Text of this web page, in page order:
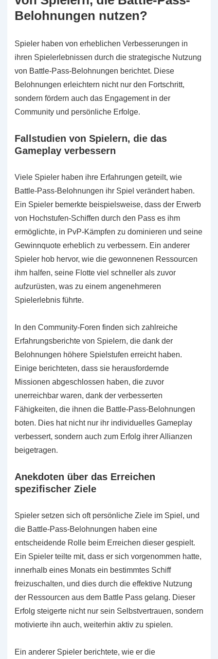
Belohnungen nutzen?
Spieler haben von erheblichen Verbesserungen in
ihren Spielerlebnissen durch die strategische Nutzung
von Battle-Pass-Belohnungen berichtet. Diese
Belohnungen erleichtern nicht nur den Fortschritt,
sondern fördern auch das Engagement in der
Community und persönliche Erfolge.
Fallstudien von Spielern, die das
Gameplay verbessern
Viele Spieler haben ihre Erfahrungen geteilt, wie
Battle-Pass-Belohnungen ihr Spiel verändert haben.
Ein Spieler bemerkte beispielsweise, dass der Erwerb
von Hochstufen-Schiffen durch den Pass es ihm
ermöglichte, in PvP-Kämpfen zu dominieren und seine
Gewinnquote erheblich zu verbessern. Ein anderer
Spieler hob hervor, wie die gewonnenen Ressourcen
ihm halfen, seine Flotte viel schneller als zuvor
aufzurüsten, was zu einem angenehmeren
Spielerlebnis führte.
In den Community-Foren finden sich zahlreiche
Erfahrungsberichte von Spielern, die dank der
Belohnungen höhere Spielstufen erreicht haben.
Einige berichteten, dass sie herausfordernde
Missionen abgeschlossen haben, die zuvor
unerreichbar waren, dank der verbesserten
Fähigkeiten, die ihnen die Battle-Pass-Belohnungen
boten. Dies hat nicht nur ihr individuelles Gameplay
verbessert, sondern auch zum Erfolg ihrer Allianzen
beigetragen.
Anekdoten über das Erreichen
spezifischer Ziele
Spieler setzen sich oft persönliche Ziele im Spiel, und
die Battle-Pass-Belohnungen haben eine
entscheidende Rolle beim Erreichen dieser gespielt.
Ein Spieler teilte mit, dass er sich vorgenommen hatte,
innerhalb eines Monats ein bestimmtes Schiff
freizuschalten, und dies durch die effektive Nutzung
der Ressourcen aus dem Battle Pass gelang. Dieser
Erfolg steigerte nicht nur sein Selbstvertrauen, sondern
motivierte ihn auch, weiterhin aktiv zu spielen.
Ein anderer Spieler berichtete, wie er die